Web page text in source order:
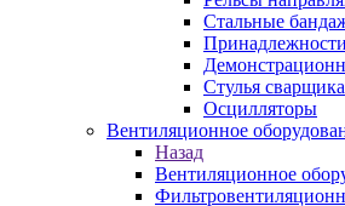
Стальные
Принадлежности
Стулья сварщика
Осцилляторы
Вентиляционное
Назад
Вентиляционное